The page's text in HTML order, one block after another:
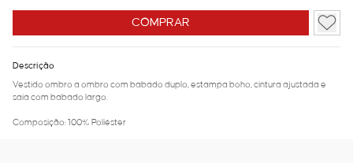
COMPRAR
Descrição
Vestido ombro a ombro com babado duplo, estampa boho, cintura ajustada e
saia com babado largo.
Composição: 100% Poliéster